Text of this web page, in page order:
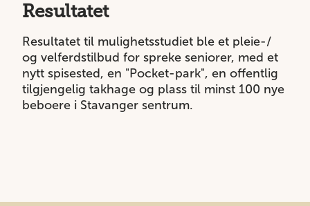
Resultatet
Resultatet til mulighetsstudiet ble et pleie-/
og velferdstilbud for spreke seniorer, med et
nytt spisested, en "Pocket-park", en offentlig
tilgjengelig takhage og plass til minst 100 nye
beboere i Stavanger sentrum.